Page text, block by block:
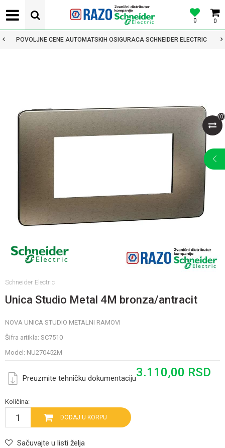
0
0
POVOLJNE CENE AUTOMATSKIH OSIGURACA SCHNEIDER ELECTRIC
(0)
Schneider Electric
Unica Studio Metal 4M bronza/antracit
NOVA UNICA STUDIO METALNI RAMOVI
Šifra artikla: SC7510
Model: NU270452M
Preuzmite tehničku dokumentaciju3.110,00 RSD
Količina:
DODAJ U KORPU
Sačuvajte u listi želja